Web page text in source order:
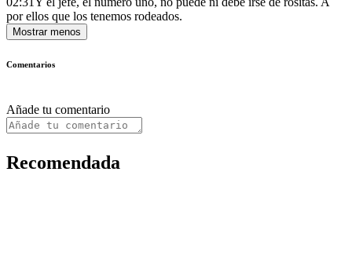
por ellos que los tenemos rodeados.
Mostrar menos
Comentarios
Añade tu comentario
Recomendada